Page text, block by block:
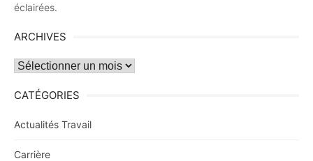
éclairées.
ARCHIVES
Archives
CATÉGORIES
Actualités Travail
Carrière